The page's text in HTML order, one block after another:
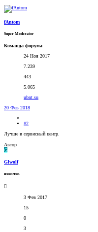
fAntom
Super Moderator
Команда форума
24 Ноя 2017
7.239
443
5.065
ubnt.su
20 Фев 2018
#2
Лучше в сервисный центр.
Автор
G
Glwolf
новичок
3 Фев 2017
15
0
3